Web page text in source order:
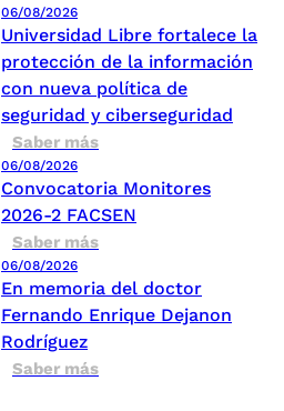
06/08/2026
Universidad Libre fortalece la
protección de la información
con nueva política de
seguridad y ciberseguridad
Saber más
06/08/2026
Convocatoria Monitores
2026-2 FACSEN
Saber más
06/08/2026
En memoria del doctor
Fernando Enrique Dejanon
Rodríguez
Saber más